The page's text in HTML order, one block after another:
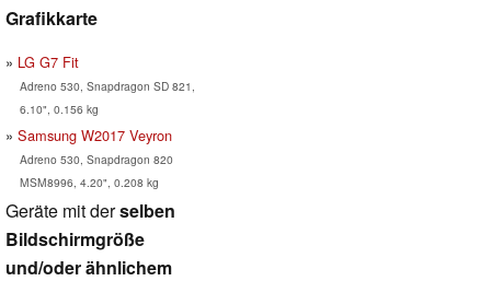
Grafikkarte
LG G7 Fit
Adreno 530, Snapdragon SD 821,
6.10", 0.156 kg
Samsung W2017 Veyron
Adreno 530, Snapdragon 820
MSM8996, 4.20", 0.208 kg
Geräte mit derselben
Bildschirmgröße
und/oder ähnlichem